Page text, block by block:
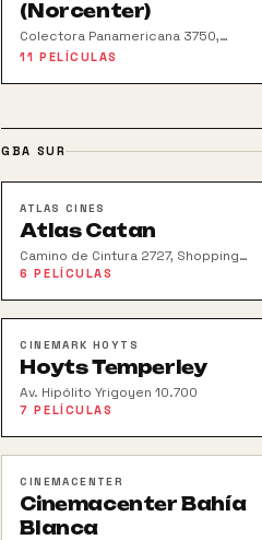
(Norcenter)
Colectora Panamericana 3750,
Norcenter
11 PELÍCULAS
GBA SUR
ATLAS CINES
Atlas Catan
Camino de Cintura 2727, Shopping
Catan
6 PELÍCULAS
CINEMARK HOYTS
Hoyts Temperley
Av. Hipólito Yrigoyen 10.700
7 PELÍCULAS
CINEMACENTER
Cinemacenter Bahía
Blanca